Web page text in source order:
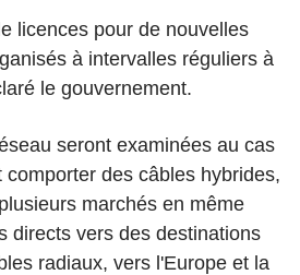
licences pour de nouvelles
à intervalles réguliers à
le gouvernement.
seront examinées au cas
des câbles hybrides,
marchés en même
directs vers des destinations
radiaux, vers l'Europe et la